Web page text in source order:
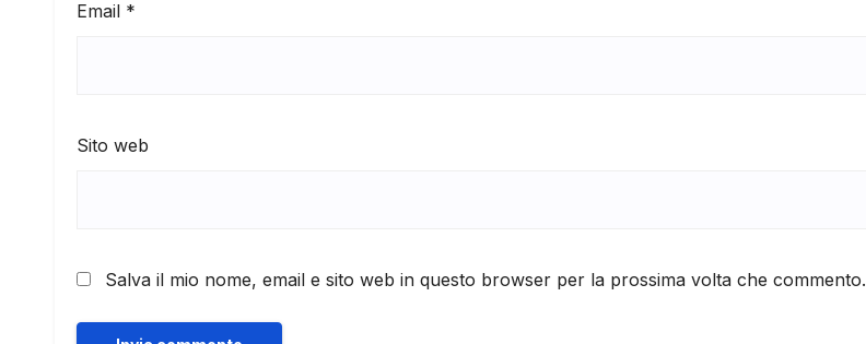
Email *
Sito web
Salva il mio nome, email e sito web in questo browser per la prossima volta che commento.